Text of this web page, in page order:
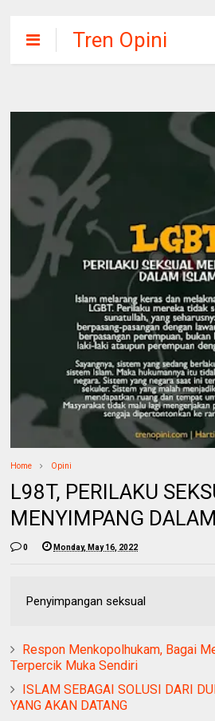
Tren Opini
Home Opini
L98T, PERILAKU
MENYIMPANG
0 Monday, May 16, 2022
Penyimpangan seksual
Respon Menkopolhukam, Bagai
Terpercik Muka Sendiri
ISLAM SEBAGAI SOLUSI DARI
YANG AKAN DATANG